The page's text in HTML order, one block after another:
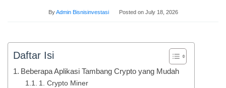
ByAdmin Bisnisinvestasi Posted on July 18, 2026
Daftar Isi
Beberapa Aplikasi Tambang Crypto yang Mudah
1. Crypto Miner